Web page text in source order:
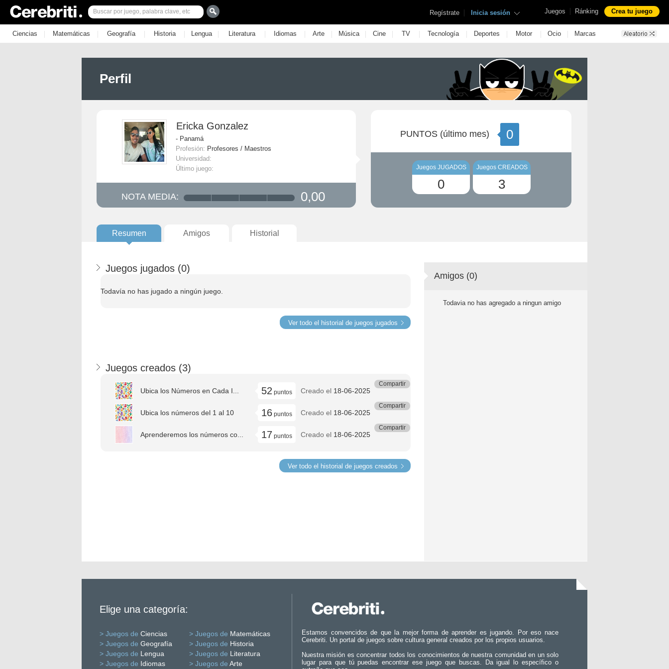
Juegos | Ránking Crea tu juego
Regístrate | Inicia sesión
Ciencias | Matemáticas | Geografía | Historia | Lengua | Literatura | Idiomas | Arte | Música | Cine | TV | Tecnología | Deportes | Motor | Ocio | Marcas
Perfil
Ericka Gonzalez
- Panamá
Profesión: Profesores / Maestros
Universidad:
Último juego:
NOTA MEDIA: 0,00
PUNTOS (último mes) 0
Juegos JUGADOS
0
Juegos CREADOS
3
Resumen Amigos Historial
Juegos jugados (0)
Todavía no has jugado a ningún juego.
Ver todo el historial de juegos jugados
Juegos creados (3)
Ubica los Números en Cada I... 52 puntos Creado el 18-06-2025
Compartir
Ubica los números del 1 al 10 16 puntos Creado el 18-06-2025
Compartir
Aprenderemos los números co... 17 puntos Creado el 18-06-2025
Compartir
Ver todo el historial de juegos creados
Amigos (0)
Todavia no has agregado a ningun amigo
Elige una categoría:
> Juegos de Ciencias > Juegos de Matemáticas
> Juegos de Geografía > Juegos de Historia
> Juegos de Lengua > Juegos de Literatura
> Juegos de Idiomas > Juegos de Arte
Estamos convencidos de que la mejor forma de aprender es jugando. Por eso nace
Cerebriti. Un portal de juegos sobre cultura general creados por los propios usuarios.
Nuestra misión es concentrar todos los conocimientos de nuestra comunidad en un solo
lugar para que tú puedas encontrar ese juego que buscas. Da igual lo específico o